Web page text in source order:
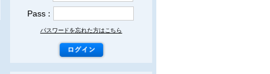
Pass：
パスワードを忘れた方はこちら